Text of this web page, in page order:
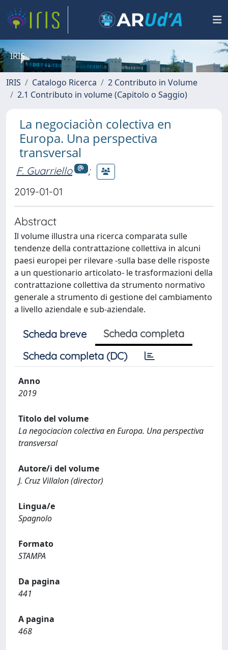
IRIS
IRIS Catalogo Ricerca
2 Contributo in Volume
2.1 Contributo in volume (Capitolo o Saggio)
La negociaciòn colectiva en
Europa. Una perspectiva
transversal
F. Guarriello
;
2019-01-01
Abstract
Il volume illustra una ricerca comparata sulle
tendenze della contrattazione collettiva in alcuni
paesi europei per rilevare -sulla base delle risposte
a un questionario articolato- le trasformazioni della
contrattazione collettiva da strumento normativo
generale a strumento di gestione del cambiamento
a livello aziendale e sub-aziendale.
Scheda breve
Scheda completa
Scheda completa (DC)
Anno
2019
Titolo del volume
La negociacion colectiva en Europa. Una perspectiva
transversal
Autore/i del volume
J. Cruz Villalon (director)
Lingua/e
Spagnolo
Formato
STAMPA
Da pagina
441
A pagina
468